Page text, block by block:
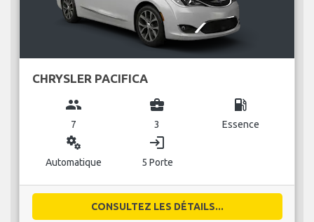
CHRYSLER PACIFICA
group
7
business_center
3
local_gas_station
Essence
miscellaneous_services
Automatique
login
5 Porte
CONSULTEZ LES DÉTAILS...